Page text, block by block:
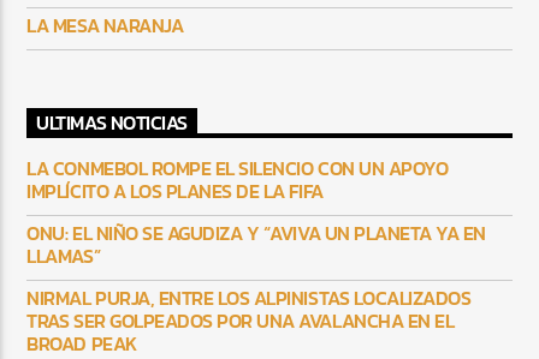
LA MESA NARANJA
ULTIMAS NOTICIAS
LA CONMEBOL ROMPE EL SILENCIO CON UN APOYO
IMPLÍCITO A LOS PLANES DE LA FIFA
ONU: EL NIÑO SE AGUDIZA Y “AVIVA UN PLANETA YA EN
LLAMAS”
NIRMAL PURJA, ENTRE LOS ALPINISTAS LOCALIZADOS
TRAS SER GOLPEADOS POR UNA AVALANCHA EN EL
BROAD PEAK